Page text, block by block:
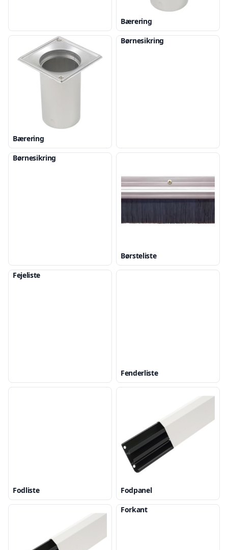
Bærering
Bærering
Børnesikring
Børnesikring
Børsteliste
Fejeliste
Fenderliste
Fodliste Fodpanel
Forkant